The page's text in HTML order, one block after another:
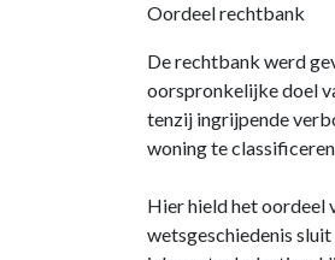
Oordeel rechtbank
De rechtbank werd
oorspronkelijke doel
tenzij ingrijpende
woning te
Hier hield het oordeel
wetsgeschiedenis